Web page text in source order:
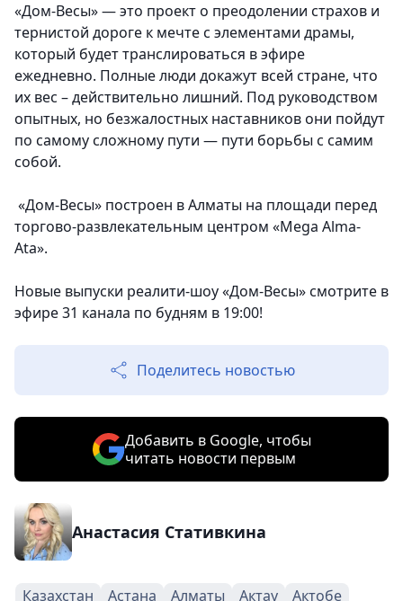
«Дом-Весы» — это проект о преодолении страхов и
тернистой дороге к мечте с элементами драмы,
который будет транслироваться в эфире
ежедневно. Полные люди докажут всей стране, что
их вес – действительно лишний. Под руководством
опытных, но безжалостных наставников они пойдут
по самому сложному пути — пути борьбы с самим
собой.
«Дом-Весы» построен в Алматы на площади перед
торгово-развлекательным центром «Mega Alma-
Ata».
Новые выпуски реалити-шоу «Дом-Весы» смотрите в
эфире 31 канала по будням в 19:00!
Поделитесь новостью
Добавить в Google, чтобы
читать новости первым
Анастасия Стативкина
Казахстан Астана Алматы Актау Актобе